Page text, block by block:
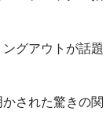
グアウトが話題
された驚きの関